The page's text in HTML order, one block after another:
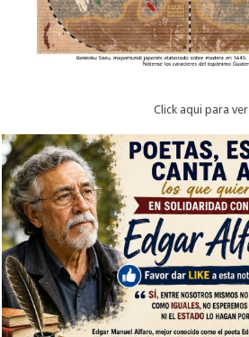
Click aqui para ver